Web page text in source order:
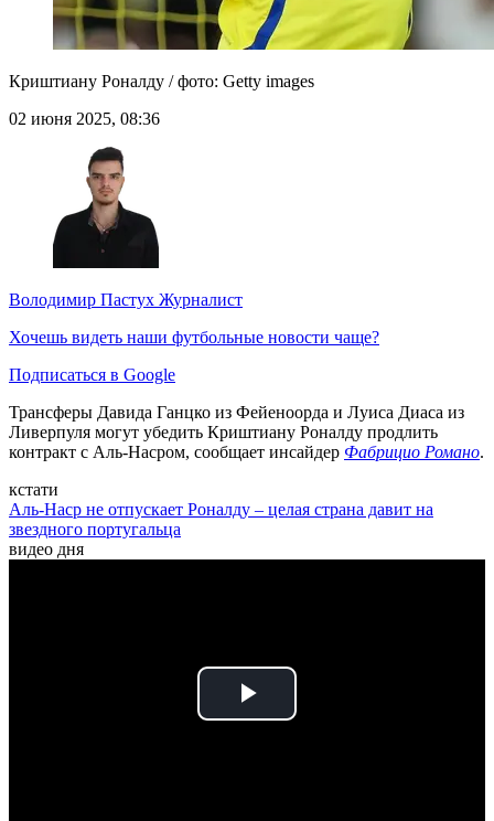
Криштиану Роналду / фото: Getty images
02 июня 2025, 08:36
Володимир Пастух Журналист
Хочешь видеть наши футбольные новости чаще?
Подписаться в Google
Трансферы Давида Ганцко из Фейеноорда и Луиса Диаса из
Ливерпуля могут убедить Криштиану Роналду продлить
контракт с Аль-Насром, сообщает инсайдер Фабрицио Романо.
кстати
Аль-Наср не отпускает Роналду – целая страна давит на
звездного португальца
видео дня
Play